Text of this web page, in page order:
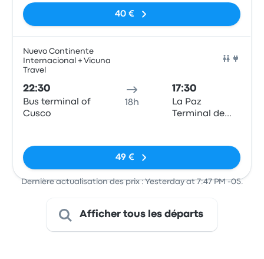
40 €
Nuevo Continente
Internacional + Vicuna
Travel
22:30
Bus terminal of
Cusco
18h
17:30
La Paz
Terminal de
49 €
Dernière actualisation des prix : Yesterday at 7:47 PM -05.
Afficher tous les départs